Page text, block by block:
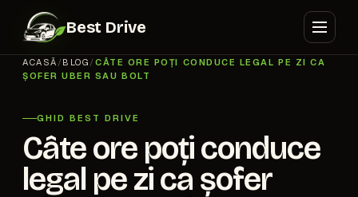
Best Drive
ACASĂ / BLOG / CÂTE ORE POȚI CONDUCE LEGAL PE ZI CA
ȘOFER UBER SAU BOLT
GHID BEST DRIVE
Câte ore poți conduce
legal pe zi ca șofer